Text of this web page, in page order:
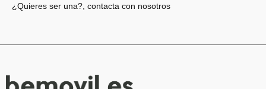
¿Quieres ser una?, contacta con nosotros